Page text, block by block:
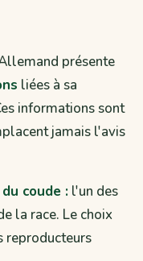
présente
liées à sa
informations sont
jamais l'avis
coude : l'un des
la race. Le choix
reproducteurs